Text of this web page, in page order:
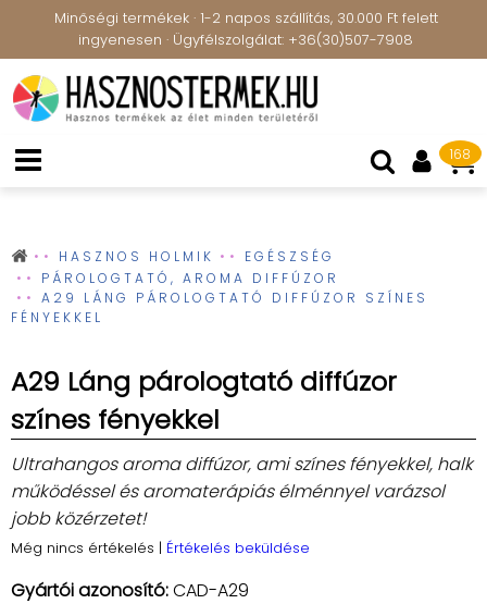
Minőségi termékek · 1-2 napos szállítás, 30.000 Ft felett
ingyenesen · Ügyfélszolgálat: +36(30)507-7908
168
HASZNOS HOLMIK
EGÉSZSÉG
PÁROLOGTATÓ, AROMA DIFFÚZOR
A29 LÁNG PÁROLOGTATÓ DIFFÚZOR SZÍNES
FÉNYEKKEL
A29 Láng párologtató diffúzor
színes fényekkel
Ultrahangos aroma diffúzor, ami színes fényekkel, halk
működéssel és aromaterápiás élménnyel varázsol
jobb közérzetet!
Még nincs értékelés | Értékelés beküldése
Gyártói azonosító:CAD-A29